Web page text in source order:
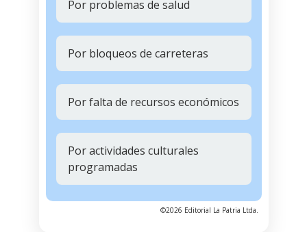
Por problemas de salud
Por bloqueos de carreteras
Por falta de recursos económicos
Por actividades culturales
programadas
©2026 Editorial La Patria Ltda.